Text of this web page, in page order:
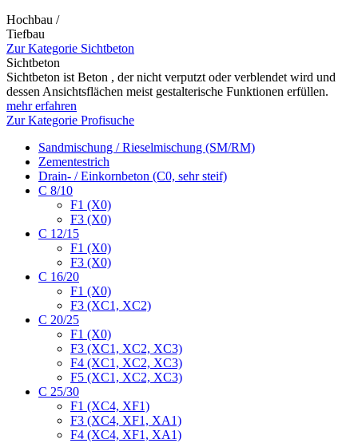
Hochbau /
Tiefbau
Zur Kategorie Sichtbeton
Sichtbeton
Sichtbeton ist Beton , der nicht verputzt oder verblendet wird und
dessen Ansichtsflächen meist gestalterische Funktionen erfüllen.
mehr erfahren
Zur Kategorie Profisuche
Sandmischung / Rieselmischung (SM/RM)
Zementestrich
Drain- / Einkornbeton (C0, sehr steif)
C 8/10
F1 (X0)
F3 (X0)
C 12/15
F1 (X0)
F3 (X0)
C 16/20
F1 (X0)
F3 (XC1, XC2)
C 20/25
F1 (X0)
F3 (XC1, XC2, XC3)
F4 (XC1, XC2, XC3)
F5 (XC1, XC2, XC3)
C 25/30
F1 (XC4, XF1)
F3 (XC4, XF1, XA1)
F4 (XC4, XF1, XA1)